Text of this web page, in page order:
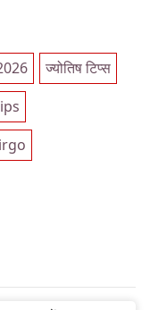
ज्योतिष टिप्स